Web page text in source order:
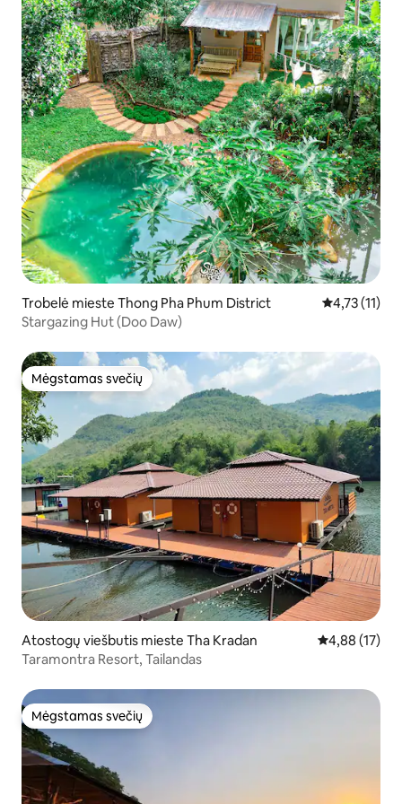
Trobelė mieste Thong Pha Phum District Vidutinis
4,73 (11)
Stargazing Hut (Doo Daw)
Mėgstamas svečių
Mėgstamas svečių
Atostogų viešbutis mieste Tha Kradan Vidutinis
4,88 (17)
Taramontra Resort, Tailandas
Mėgstamas svečių
Mėgstamas svečių